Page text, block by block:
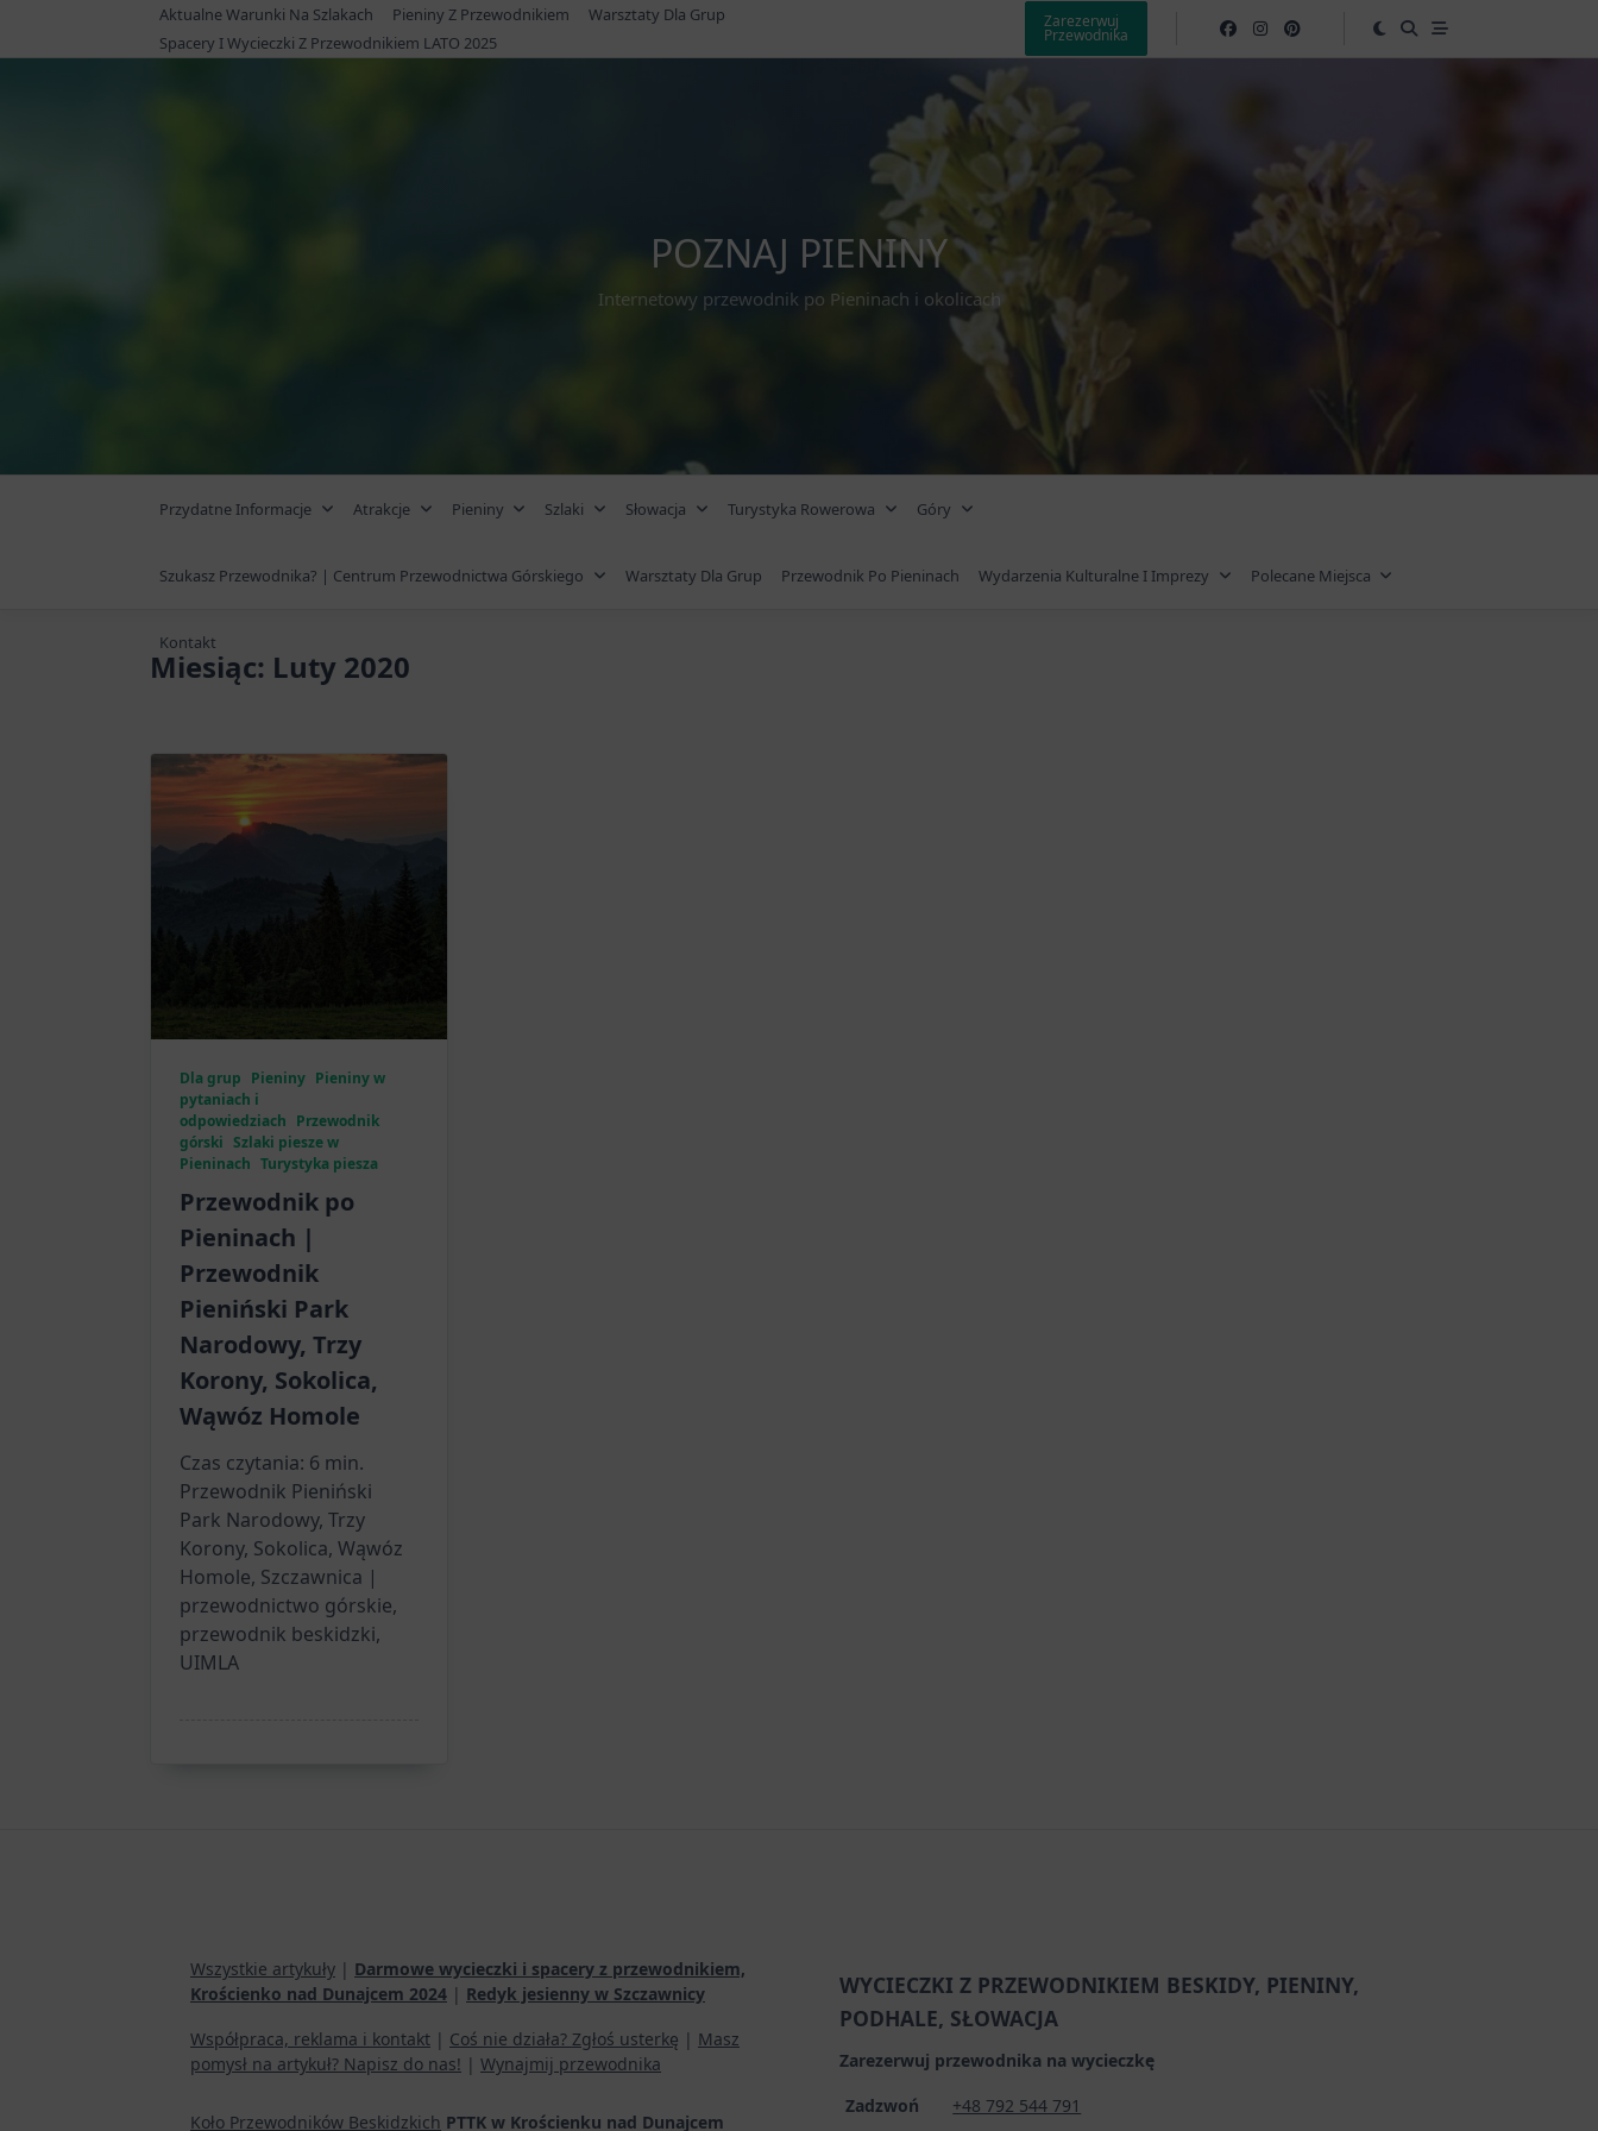
Aktualne Warunki Na Szlakach Pieniny Z Przewodnikiem
Warsztaty Dla Grup
Spacery I Wycieczki Z Przewodnikiem LATO 2025
Zarezerwuj
Przewodnika
POZNAJ PIENINY
Internetowy przewodnik po Pieninach i okolicach
Przydatne Informacje Atrakcje Pieniny Szlaki Słowacja Turystyka Rowerowa Góry
Szukasz Przewodnika? | Centrum Przewodnictwa Górskiego Warsztaty Dla Grup Przewodnik Po Pieninach Wydarzenia Kulturalne I Imprezy Polecane Miejsca
Kontakt
Miesiąc: Luty 2020
Dla grup Pieniny Pieniny w
pytaniach i
odpowiedziach Przewodnik
górski Szlaki piesze w
Pieninach Turystyka piesza
Przewodnik po
Pieninach |
Przewodnik
Pieniński Park
Narodowy, Trzy
Korony, Sokolica,
Wąwóz Homole
Czas czytania: 6 min.
Przewodnik Pieniński
Park Narodowy, Trzy
Korony, Sokolica, Wąwóz
Homole, Szczawnica |
przewodnictwo górskie,
przewodnik beskidzki,
UIMLA
Wszystkie artykuły | Darmowe wycieczki i spacery z przewodnikiem,
Krościenko nad Dunajcem 2024 | Redyk jesienny w Szczawnicy
Współpraca, reklama i kontakt | Coś nie działa? Zgłoś usterkę | Masz
pomysł na artykuł? Napisz do nas! | Wynajmij przewodnika
Koło Przewodników Beskidzkich PTTK w Krościenku nad Dunajcem
WYCIECZKI Z PRZEWODNIKIEM BESKIDY, PIENINY,
PODHALE, SŁOWACJA
Zarezerwuj przewodnika na wycieczkę
Zadzwoń +48 792 544 791